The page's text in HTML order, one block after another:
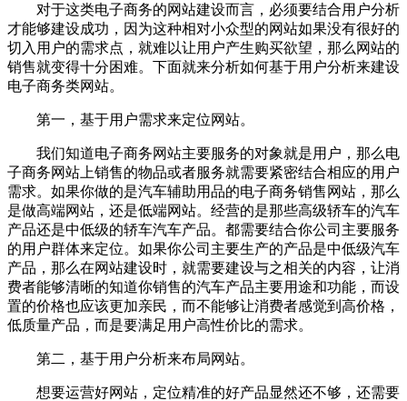
对于这类电子商务的网站建设而言，必须要结合用户分析
才能够建设成功，因为这种相对小众型的网站如果没有很好的
切入用户的需求点，就难以让用户产生购买欲望，那么网站的
销售就变得十分困难。下面就来分析如何基于用户分析来建设
电子商务类网站。
第一，基于用户需求来定位网站。
我们知道电子商务网站主要服务的对象就是用户，那么电
子商务网站上销售的物品或者服务就需要紧密结合相应的用户
需求。如果你做的是汽车辅助用品的电子商务销售网站，那么
是做高端网站，还是低端网站。经营的是那些高级轿车的汽车
产品还是中低级的轿车汽车产品。都需要结合你公司主要服务
的用户群体来定位。如果你公司主要生产的产品是中低级汽车
产品，那么在网站建设时，就需要建设与之相关的内容，让消
费者能够清晰的知道你销售的汽车产品主要用途和功能，而设
置的价格也应该更加亲民，而不能够让消费者感觉到高价格，
低质量产品，而是要满足用户高性价比的需求。
第二，基于用户分析来布局网站。
想要运营好网站，定位精准的好产品显然还不够，还需要